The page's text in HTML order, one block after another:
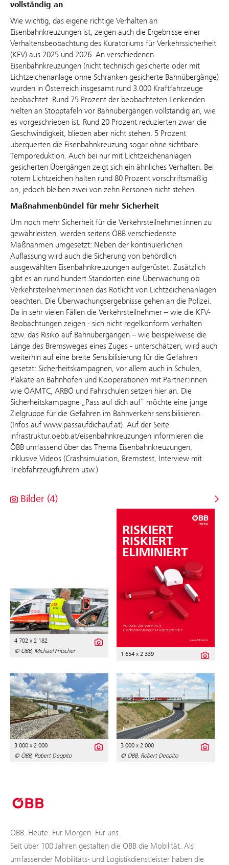
vollständig an
Wie wichtig, das eigene richtige Verhalten an
Eisenbahnkreuzungen ist, zeigen auch die Ergebnisse einer
Verhaltensbeobachtung des Kuratoriums für Verkehrssicherheit
(KFV) aus 2025 und 2026. An verschiedenen
Eisenbahnkreuzungen (nicht technisch gesicherte oder mit
Lichtzeichenanlage ohne Schranken gesicherte Bahnübergänge)
wurden in Österreich insgesamt rund 3.000 Kraftfahrzeuge
beobachtet. Rund 75 Prozent der beobachteten Lenkenden
hielten an Stopptafeln vor Bahnübergängen vollständig an, wie
es vorgeschrieben ist. Rund 20 Prozent reduzierten zwar die
Geschwindigkeit, blieben aber nicht stehen. 5 Prozent
überquerten die Eisenbahnkreuzung sogar ohne sichtbare
Temporeduktion. Auch bei nur mit Lichtzeichenanlagen
gesicherten Übergängen zeigt sich ein ähnliches Verhalten. Bei
rotem Lichtzeichen halten rund 80 Prozent vorschriftsmäßig
an, jedoch bleiben zwei von zehn Personen nicht stehen.
Maßnahmenbündel für mehr Sicherheit
Um noch mehr Sicherheit für die Verkehrsteilnehmer:innen zu
gewährleisten, werden seitens ÖBB verschiedenste
Maßnahmen umgesetzt: Neben der kontinuierlichen
Auflassung wird auch die Sicherung von behördlich
ausgewählten Eisenbahnkreuzungen aufgerüstet. Zusätzlich
gibt es an rund hundert Standorten eine Überwachung ob
Verkehrsteilnehmer:innen das Rotlicht von Lichtzeichenanlagen
beachten. Die Überwachungsergebnisse gehen an die Polizei.
Da in sehr vielen Fällen die Verkehrsteilnehmer – wie die KFV-
Beobachtungen zeigen - sich nicht regelkonform verhalten
bzw. das Risiko auf Bahnübergängen – wie beispielweise die
Länge des Bremsweges eines Zuges - unterschätzen, wird auch
weiterhin auf eine breite Sensibilisierung für die Gefahren
gesetzt: Sicherheitskampagnen, vor allem auch in Schulen,
Plakate an Bahnhöfen und Kooperationen mit Partner:innen
wie ÖAMTC, ARBÖ und Fahrschulen setzen hier an. Die
Sicherheitskampagne „Pass auf dich auf“ möchte eine junge
Zielgruppe für die Gefahren im Bahnverkehr sensibilisieren.
(Infos auf www.passaufdichauf.at). Auf der Seite
infrastruktur.oebb.at/eisenbahnkreuzungen informieren die
ÖBB umfassend über das Thema Eisenbahnkreuzungen,
inklusive Videos (Crashsimulation, Bremstest, Interview mit
Triebfahrzeugführern usw.)
Bilder (4)
4 702 x 2 182
© ÖBB, Michael Fritscher
1 654 x 2 339
3 000 x 2 000
© ÖBB, Robert Deopito
3 000 x 2 000
© ÖBB, Robert Deopito
ÖBB. Heute. Für Morgen. Für uns.
Seit über 100 Jahren gestalten die ÖBB die Mobilität. Als
umfassender Mobilitäts- und Logistikdienstleister haben die